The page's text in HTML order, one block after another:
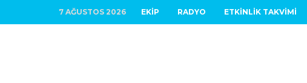
7 AĞUSTOS 2026 EKIP RADYO ETKINLIK TAKVIMI